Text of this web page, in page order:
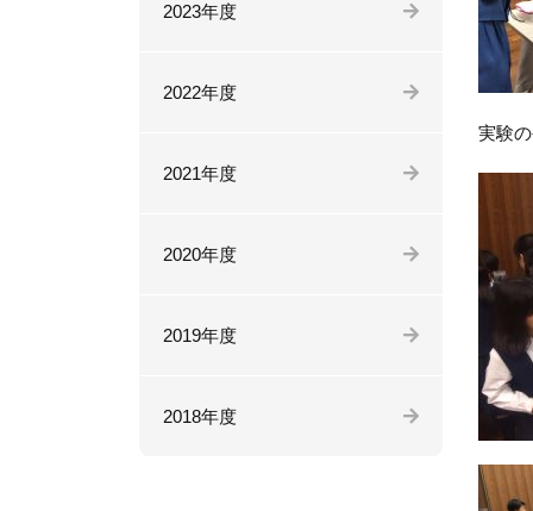
実験
2023年度
2022年度
2021年度
2020年度
2019年度
2018年度